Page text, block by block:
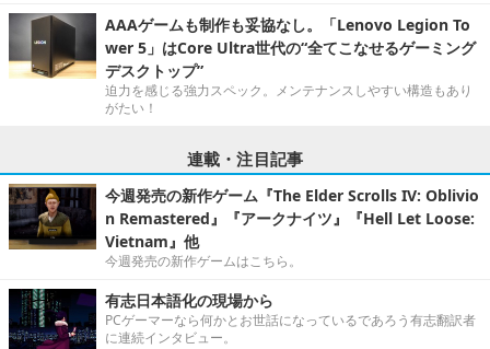
AAAゲームも制作も妥協なし。「Lenovo Legion To
wer 5」はCore Ultra世代の“全てこなせるゲーミング
デスクトップ”
迫力を感じる強力スペック。メンテナンスしやすい構造もあり
がたい！
連載・注目記事
今週発売の新作ゲーム『The Elder Scrolls IV: Oblivio
n Remastered』『アークナイツ』『Hell Let Loose:
Vietnam』他
今週発売の新作ゲームはこちら。
有志日本語化の現場から
PCゲーマーなら何かとお世話になっているであろう有志翻訳者
に連続インタビュー。